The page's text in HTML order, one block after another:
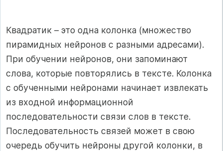
Квадратик – это одна колонка (множество
пирамидных нейронов с разными адресами).
При обучении нейронов, они запоминают
слова, которые повторялись в тексте. Колонка
с обученными нейронами начинает извлекать
из входной информационной
последовательности связи слов в тексте.
Последовательность связей может в свою
очередь обучить нейроны другой колонки, в